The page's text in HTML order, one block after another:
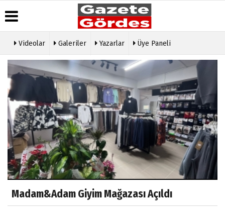
Üye Paneli
Haber
Gazete
Arşivi
Günün
Haberleri
Hava
Durumu
Gazete
Manşetleri
Anketler
Biyografiler
Köşe
Yazarları
Video
Galeri
Foto
Galeri
Etkinlikler
Künye
İletişim
Çerez
Politikası
Gizlilik
İlkeleri
Videolar Galeriler Yazarlar Üye Paneli
Madam&Adam Giyim Mağazası Açıldı